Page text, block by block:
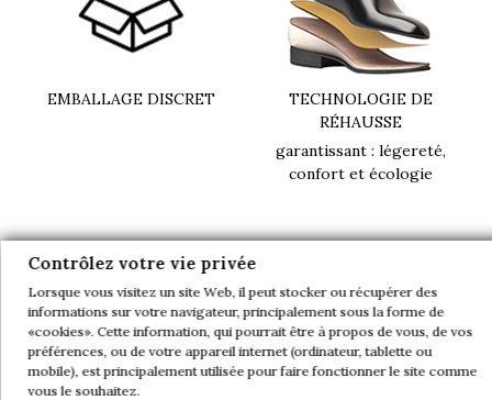
EMBALLAGE DISCRET
TECHNOLOGIE DE
RÉHAUSSE
garantissant : légereté,
confort et écologie
Product details
Découvrez les nouvelles sneakers aux accents de
Contrôlez votre vie privée
Lorsque vous visitez un site Web, il peut stocker ou récupérer des
informations sur votre navigateur, principalement sous la forme de
«cookies». Cette information, qui pourrait être à propos de vous, de vos
préférences, ou de votre appareil internet (ordinateur, tablette ou
mobile), est principalement utilisée pour faire fonctionner le site comme
vous le souhaitez.